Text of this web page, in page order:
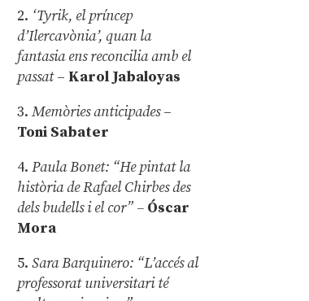
2. ‘Tyrik, el príncep
d’Ilercavònia’, quan la
fantasia ens reconcilia amb el
passat– Karol Jabaloyas
3.Memòries anticipades–
Toni Sabater
4.Paula Bonet: “He pintat la
història de Rafael Chirbes des
dels budells i el cor” – Óscar
Mora
5.Sara Barquinero: “L’accés al
professorat universitari té